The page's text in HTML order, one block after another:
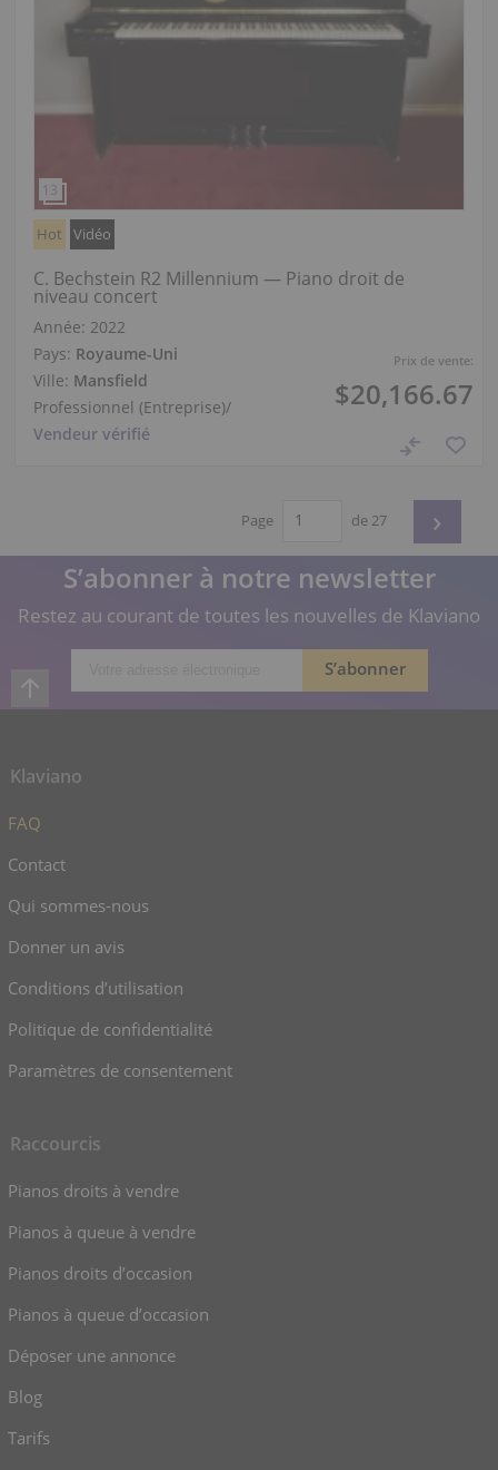
Prix de vente:
$20,166.67
Hot Vidéo
C. Bechstein R2 Millennium — Piano droit de
niveau concert
Année: 2022
Pays: Royaume-Uni
Ville: Mansfield
Professionnel (Entreprise)/
Vendeur vérifié
Page de 27 ›
S’abonner à notre newsletter
Restez au courant de toutes les nouvelles de Klaviano
Klaviano
FAQ
Contact
Qui sommes-nous
Donner un avis
Conditions d’utilisation
Politique de confidentialité
Paramètres de consentement
Raccourcis
Pianos droits à vendre
Pianos à queue à vendre
Pianos droits d’occasion
Pianos à queue d’occasion
Déposer une annonce
Blog
Tarifs